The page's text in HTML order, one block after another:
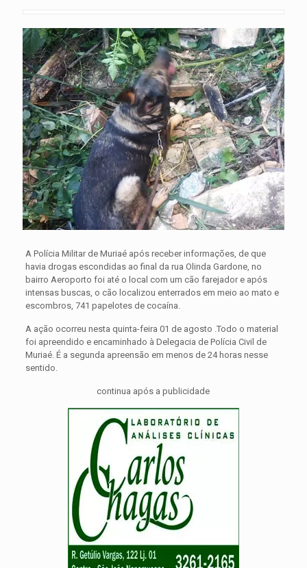
A Polícia Militar de Muriaé após receber informações, de que
havia drogas escondidas ao final da rua Olinda Gardone, no
bairro Aeroporto foi até o local com um cão farejador e após
intensas buscas, o cão localizou enterrados em meio ao mato e
escombros, 741 papelotes de cocaína.
A ação ocorreu nesta quinta-feira 01 de agosto .Todo o material
foi apreendido e encaminhado à Delegacia de Polícia Civil de
Muriaé. É a segunda apreensão em menos de 24 horas nesse
sentido.
continua após a publicidade